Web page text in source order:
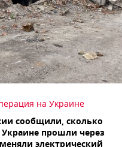
на Украине
сообщили, сколько
прошли через